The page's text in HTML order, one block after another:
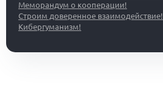
Меморандум о кооперации!
Строим доверенное взаимодействие!
Кибергуманизм!